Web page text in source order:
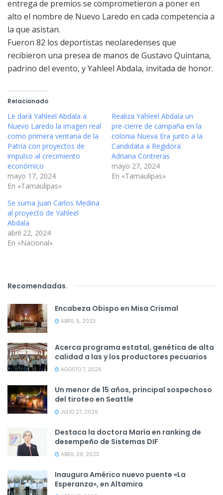
entrega de premios se comprometieron a poner en
alto el nombre de Nuevo Laredo en cada competencia a
la que asistan.
Fueron 82 los deportistas neolaredenses que
recibieron una presea de manos de Gustavo Quintana,
padrino del evento, y Yahleel Abdala, invitada de honor.
Relacionado
Le dará Yahleel Abdala a
Nuevo Laredo la imagen real
como primera ventana de la
Patria con proyectos de
impulso al crecimiento
económico
mayo 17, 2024
En «Tamaulipas»
Realiza Yahleel Abdala un
pre-cierre de campaña en la
colonia Nueva Era junto a la
Candidata a Regidora
Adriana Contreras
mayo 27, 2024
En «Tamaulipas»
Se suma Juan Carlos Medina
al proyecto de Yahleel
Abdala
abril 22, 2024
En «Nacional»
Recomendadas.
Encabeza Obispo en Misa Crismal
ABRIL 5, 2023
Acerca programa estatal, genética de alta
calidad a las y los productores pecuarios
AGOSTO 7, 2026
Un menor de 15 años, principal sospechoso
del tiroteo en Seattle
JULIO 27, 2026
Destaca la doctora María en ranking de
desempeño de Sistemas DIF
ABRIL 29, 2023
Inaugura Américo nuevo puente «La
Esperanza», en Altamira